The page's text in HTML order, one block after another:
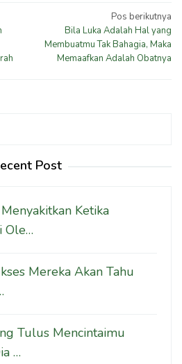
Pos berikutnya
Bila Luka Adalah Hal yang
Membuatmu Tak Bahagia, Maka
Memaafkan Adalah Obatnya
Post
Ketika
Ole…
Mereka Akan Tahu
Tulus Mencintaimu
…